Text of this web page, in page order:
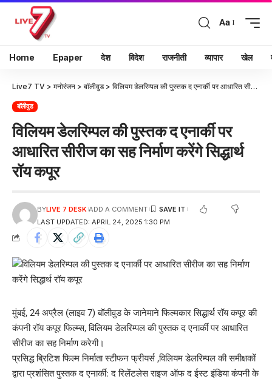
Aa
Home Epaper देश विदेश राजनीती व्यापार खेल
Live7 TV > मनोरंजन > बॉलीवुड> विलियम डेलरिम्पल की पुस्तक द एनार्की पर आधारित सीरीज का सह निर्माण करेंगे सिद्धार्थ रॉय कपूर
बॉलीवुड
विलियम डेलरिम्पल की पुस्तक द एनार्की पर
आधारित सीरीज का सह निर्माण करेंगे सिद्धार्थ
रॉय कपूर
LAST UPDATED: APRIL 24, 2025 1:30 PM
BYLIVE 7 DESK ADD A COMMENT
मुंबई, 24 अप्रैल (लाइव 7) बॉलीवुड के जानेमाने फिल्मकार सिद्धार्थ रॉय कपूर की
कंपनी रॉय कपूर फिल्म्स, विलियम डेलरिम्पल की पुस्तक द एनार्की पर आधारित
सीरीज का सह निर्माण करेगी।
प्रसिद्ध ब्रिटिश फिल्म निर्माता स्टीफन फ्रीयर्स ,विलियम डेलरिम्पल की समीक्षकों
द्वारा प्रशंसित पुस्तक द एनार्की: द रिलेंटलेस राइज ऑफ द ईस्ट इंडिया कंपनी के